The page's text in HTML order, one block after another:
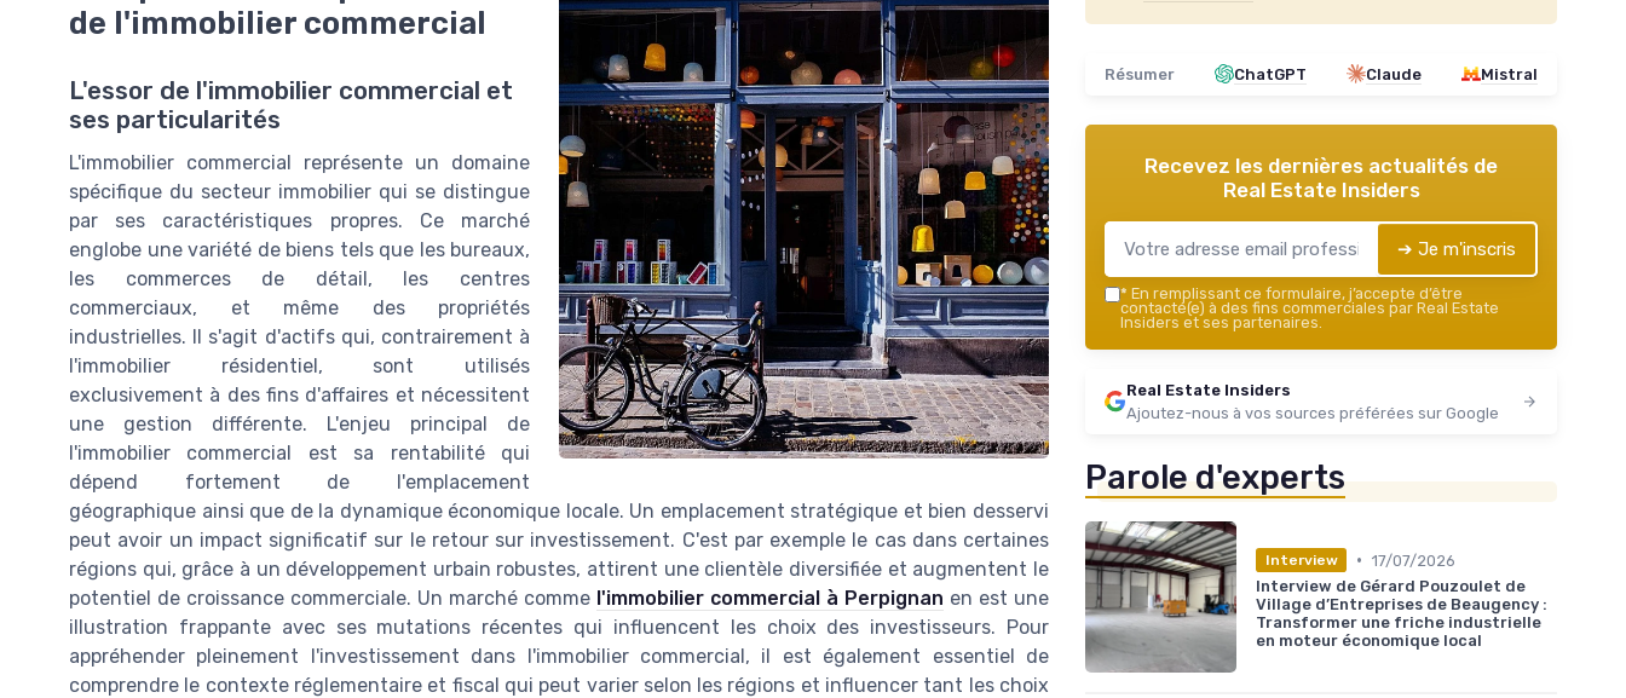
de l'immobilier commercial
L'essor de l'immobilier commercial et
ses particularités
L'immobilier commercial représente un domaine
spécifique du secteur immobilier qui se distingue
par ses caractéristiques propres. Ce marché
englobe une variété de biens tels que les bureaux,
les commerces de détail, les centres
commerciaux, et même des propriétés
industrielles. Il s'agit d'actifs qui, contrairement à
l'immobilier résidentiel, sont utilisés
exclusivement à des fins d'affaires et nécessitent
une gestion différente. L'enjeu principal de
l'immobilier commercial est sa rentabilité qui
dépend fortement de l'emplacement
géographique ainsi que de la dynamique économique locale. Un emplacement stratégique et bien desservi
peut avoir un impact significatif sur le retour sur investissement. C'est par exemple le cas dans certaines
régions qui, grâce à un développement urbain robustes, attirent une clientèle diversifiée et augmentent le
potentiel de croissance commerciale. Un marché comme l'immobilier commercial à Perpignan en est une
illustration frappante avec ses mutations récentes qui influencent les choix des investisseurs. Pour
appréhender pleinement l'investissement dans l'immobilier commercial, il est également essentiel de
comprendre le contexte réglementaire et fiscal qui peut varier selon les régions et influencer tant les choix
Résumer ChatGPT Claude Mistral
Recevez les dernières actualités de
Real Estate Insiders
➔ Je m'inscris
* En remplissant ce formulaire, j’accepte d’être
contacté(e) à des fins commerciales par Real Estate
Insiders et ses partenaires.
Real Estate Insiders
Ajoutez-nous à vos sources préférées sur Google
Parole d'experts
Interview • 17/07/2026
Interview de Gérard Pouzoulet de
Village d’Entreprises de Beaugency :
Transformer une friche industrielle
en moteur économique local